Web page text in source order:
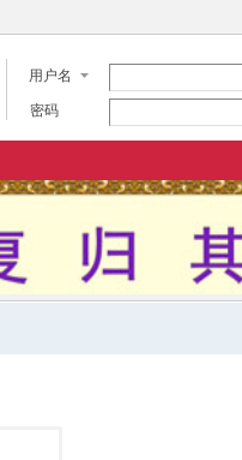
用户名
密码